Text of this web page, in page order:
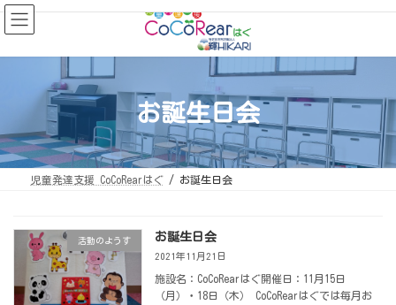
コ
ン
テ
ツ
ナ
ビ
ゲ
シ
お誕生日会
児童発達支援 CoCoRearはぐ お誕生日会
活動のようす お誕生日会
2021年11月21日
施設名：CoCoRearはぐ開催日：11月15日
（月）・18日（木） CoCoRearはぐでは毎月お